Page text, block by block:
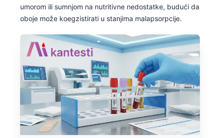
umorom ili sumnjom na nutritivne nedostatke, budući da
oboje može koegzistirati u stanjima malapsorpcije.
한국어
Slovenščina
Magyar
Shqip
বাংলা
اردو
मराठी
తెలుగు